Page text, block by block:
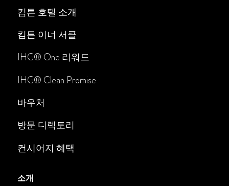
킴튼 호텔 소개
킴튼 이너 서클
IHG® One 리워드
IHG® Clean Promise
바우처
방문 디렉토리
컨시어지 혜택
소개